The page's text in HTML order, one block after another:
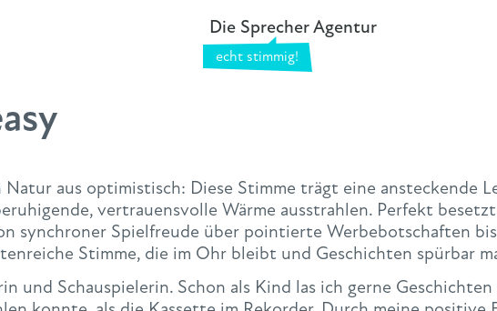
Die Sprecher Agentur
aus optimistisch: Diese Stimme trägt eine ansteckende
vertrauensvolle Wärme ausstrahlen. Perfekt
synchroner Spielfreude über pointierte Werbebotschaften
Stimme, die im Ohr bleibt und Geschichten spürbar
und Schauspielerin. Schon als Kind las ich gerne